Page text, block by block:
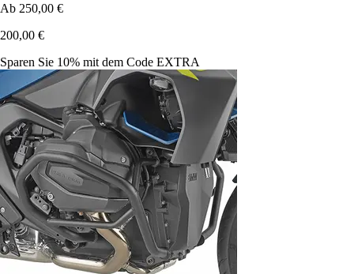
Ab 250,00 €
200,00 €
Sparen Sie 10% mit dem Code EXTRA